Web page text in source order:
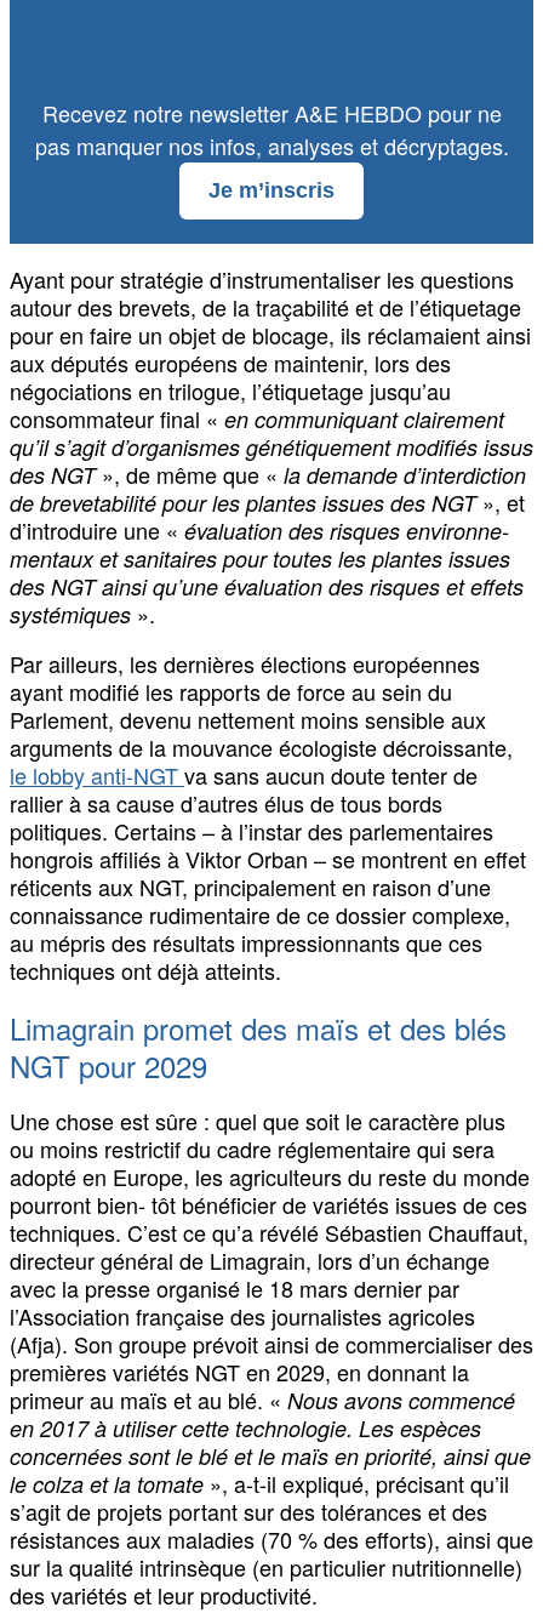
Recevez notre newsletter A&E HEBDO pour ne
pas manquer nos infos, analyses et décryptages.
Je m’inscris
Ayant pour stratégie d’instrumentaliser les questions
autour des brevets, de la traçabilité et de l’étiquetage
pour en faire un objet de blocage, ils réclamaient ainsi
aux députés européens de maintenir, lors des
négociations en trilogue, l’étiquetage jusqu’au
consommateur final « en communiquant clairement
qu’il s’agit d’organismes génétiquement modifiés issus
des NGT», de même que « la demande d’interdiction
de brevetabilité pour les plantes issues des NGT», et
d’introduire une « évaluation des risques environne-
mentaux et sanitaires pour toutes les plantes issues
des NGT ainsi qu’une évaluation des risques et effets
systémiques ».
Par ailleurs, les dernières élections européennes
ayant modifié les rapports de force au sein du
Parlement, devenu nettement moins sensible aux
arguments de la mouvance écologiste décroissante,
le lobby anti-NGTva sans aucun doute tenter de
rallier à sa cause d’autres élus de tous bords
politiques. Certains – à l’instar des parlementaires
hongrois affiliés à Viktor Orban – se montrent en effet
réticents aux NGT, principalement en raison d’une
connaissance rudimentaire de ce dossier complexe,
au mépris des résultats impressionnants que ces
techniques ont déjà atteints.
Limagrain promet des maïs et des blés
NGT pour 2029
Une chose est sûre : quel que soit le caractère plus
ou moins restrictif du cadre réglementaire qui sera
adopté en Europe, les agriculteurs du reste du monde
pourront bien- tôt bénéficier de variétés issues de ces
techniques. C’est ce qu’a révélé Sébastien Chauffaut,
directeur général de Limagrain, lors d’un échange
avec la presse organisé le 18 mars dernier par
l’Association française des journalistes agricoles
(Afja). Son groupe prévoit ainsi de commercialiser des
premières variétés NGT en 2029, en donnant la
primeur au maïs et au blé. « Nous avons commencé
en 2017 à utiliser cette technologie. Les espèces
concernées sont le blé et le maïs en priorité, ainsi que
le colza et la tomate », a-t-il expliqué, précisant qu’il
s’agit de projets portant sur des tolérances et des
résistances aux maladies (70 % des efforts), ainsi que
sur la qualité intrinsèque (en particulier nutritionnelle)
des variétés et leur productivité.